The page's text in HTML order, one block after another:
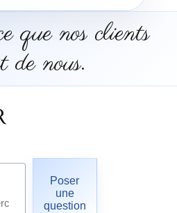
que nos clients
de nous.
Poser
une
question